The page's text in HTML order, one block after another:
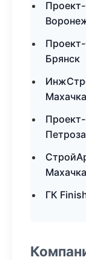
Брянск
ГК